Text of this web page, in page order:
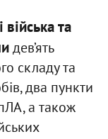
війська та
дев’ять
складу та
два пункти
а також